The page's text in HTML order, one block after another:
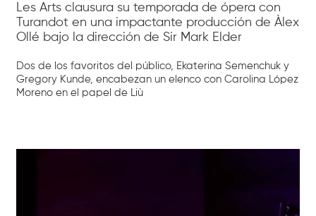
Les Arts clausura su temporada de ópera con
Turandot en una impactante producción de Àlex
Ollé bajo la dirección de Sir Mark Elder
Dos de los favoritos del público, Ekaterina Semenchuk y
Gregory Kunde, encabezan un elenco con Carolina López
Moreno en el papel de Liù